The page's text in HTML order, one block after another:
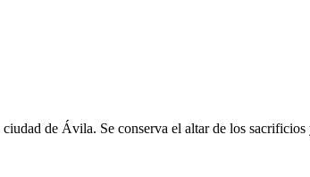
de Ávila. Se conserva el altar de los